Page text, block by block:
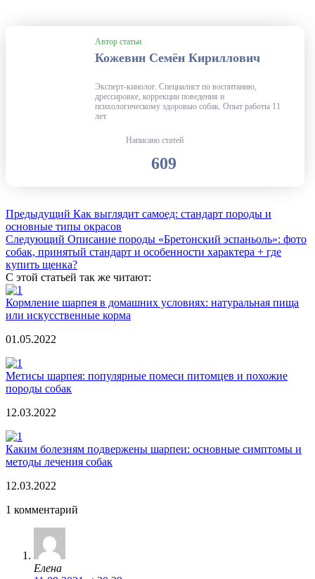
Автор статьи
Кожевин Семён Кириллович
Эксперт-кинолог. Специалист по воспитанию,
дрессировке, коррекции поведения и
психологическому здоровью собак. Опыт работы 11
лет.
Написано статей
609
Предыдущий Как выглядит самоед: стандарт породы и
основные типы окрасов
Следующий Описание породы «Бретонский эспаньоль»: фото
собак, принятый стандарт и особенности характера + где
купить щенка?
С этой статьей так же читают:
Кормление шарпея в домашних условиях: натуральная пища
или искусственные корма
01.05.2022
Метисы шарпея: популярные помеси питомцев и похожие
породы собак
12.03.2022
Каким болезням подвержены шарпеи: основные симптомы и
методы лечения собак
12.03.2022
1 комментарий
Елена